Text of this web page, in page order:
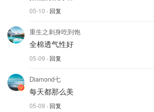
05-10 · 回复
重生之刺身吃到饱
全棉透气性好
05-09 · 回复
Diamond七
每天都那么美
05-09 · 回复